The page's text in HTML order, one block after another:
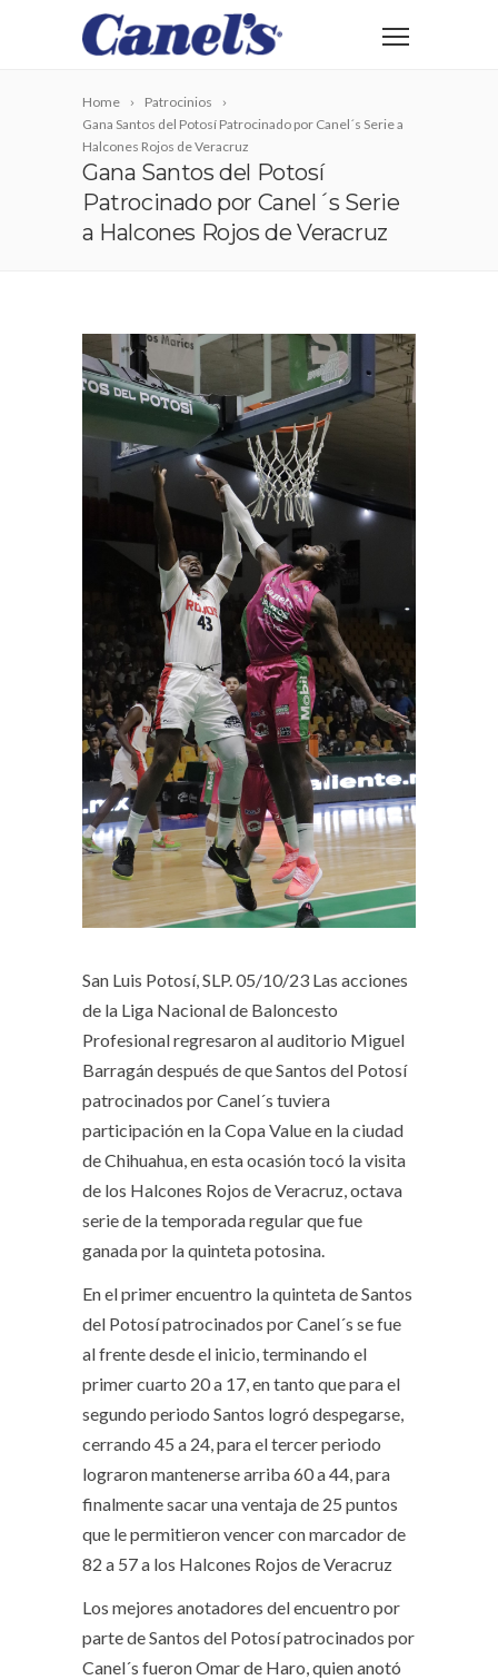
Home
Patrocinios
Gana Santos del Potosí Patrocinado por Canel´s Serie a
Halcones Rojos de Veracruz
Gana Santos del Potosí
Patrocinado por Canel´s Serie
a Halcones Rojos de Veracruz
San Luis Potosí, SLP. 05/10/23 Las acciones
de la Liga Nacional de Baloncesto
Profesional regresaron al auditorio Miguel
Barragán después de que Santos del Potosí
patrocinados por Canel´s tuviera
participación en la Copa Value en la ciudad
de Chihuahua, en esta ocasión tocó la visita
de los Halcones Rojos de Veracruz, octava
serie de la temporada regular que fue
ganada por la quinteta potosina.
En el primer encuentro la quinteta de Santos
del Potosí patrocinados por Canel´s se fue
al frente desde el inicio, terminando el
primer cuarto 20 a 17, en tanto que para el
segundo periodo Santos logró despegarse,
cerrando 45 a 24, para el tercer periodo
lograron mantenerse arriba 60 a 44, para
finalmente sacar una ventaja de 25 puntos
que le permitieron vencer con marcador de
82 a 57 a los Halcones Rojos de Veracruz
Los mejores anotadores del encuentro por
parte de Santos del Potosí patrocinados por
Canel´s fueron Omar de Haro, quien anotó